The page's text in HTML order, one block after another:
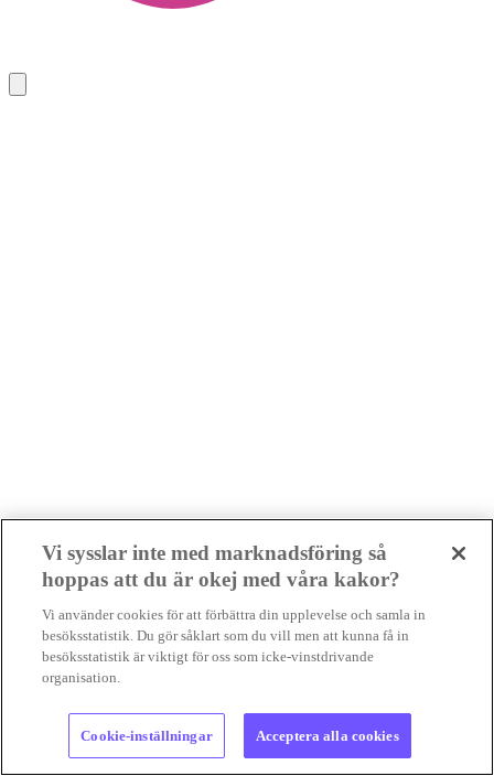
Foto: Sweco
Vi sysslar inte med marknadsföring så
hoppas att du är okej med våra kakor?
Vi använder cookies för att förbättra din upplevelse och samla in
besöksstatistik. Du gör såklart som du vill men att kunna få in
besöksstatistik är viktigt för oss som icke-vinstdrivande
organisation.
Cookie-inställningar Acceptera alla cookies